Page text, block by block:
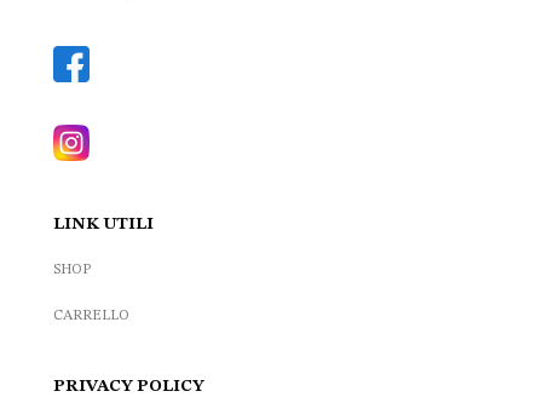
LINK UTILI
SHOP
CARRELLO
PRIVACY POLICY